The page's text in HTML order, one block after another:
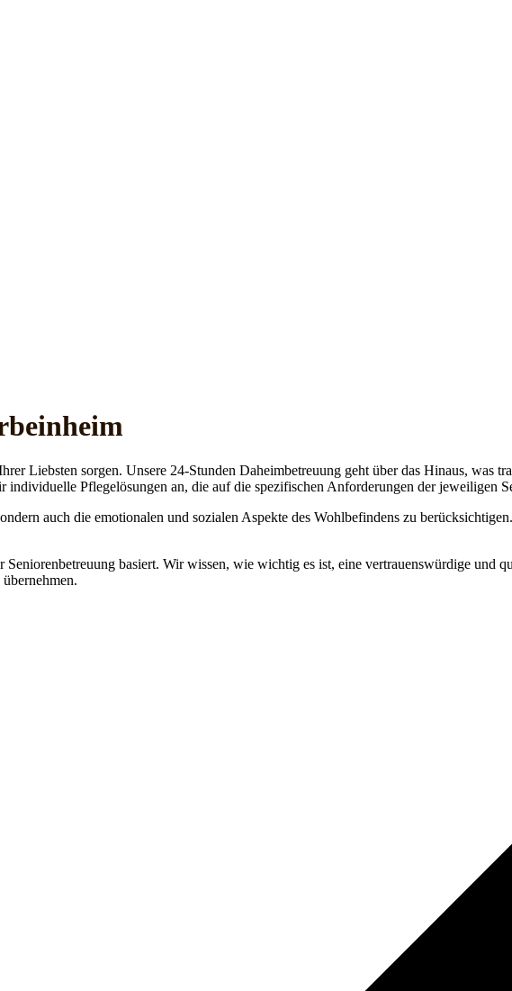
Liebsten sorgen. Unsere 24-Stunden Daheimbetreuung geht über das Hinaus, was
Pflegelösungen an, die auf die spezifischen Anforderungen der jeweiligen
auch die emotionalen und sozialen Aspekte des Wohlbefindens zu
basiert. Wir wissen, wie wichtig es ist, eine vertrauenswürdige und